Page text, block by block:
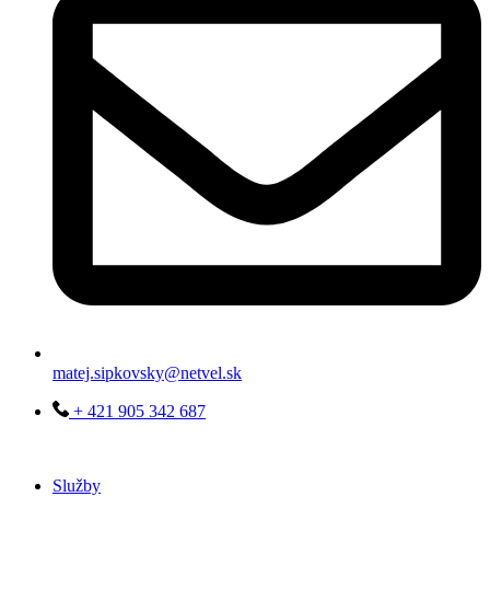
matej.sipkovsky@netvel.sk
+ 421 905 342 687
Služby